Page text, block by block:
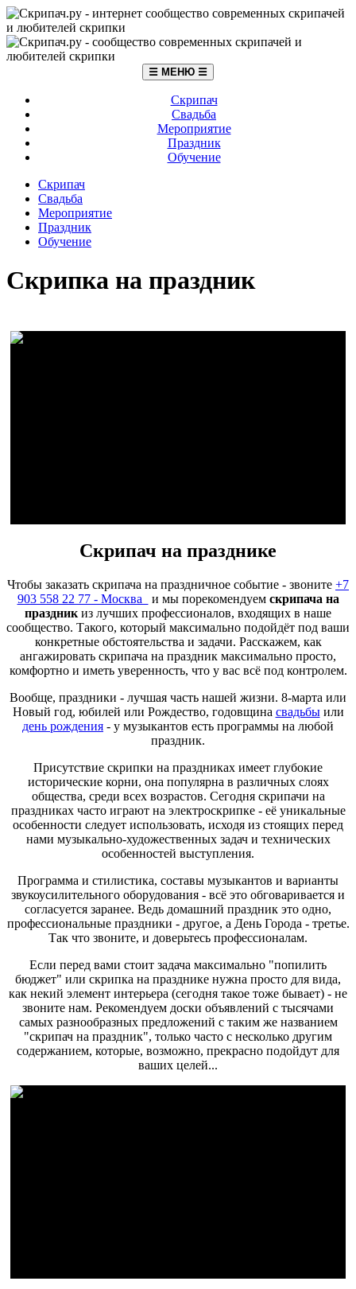
☰ МЕНЮ ☰
Скрипач
Свадьба
Мероприятие
Праздник
Обучение
Скрипач
Свадьба
Мероприятие
Праздник
Обучение
Скрипка на праздник
Скрипач на празднике
Чтобы заказать скрипача на праздничное событие - звоните +7
903 558 22 77 - Москва
и мы порекомендуем скрипача на
праздник из лучших профессионалов, входящих в наше
сообщество. Такого, который максимально подойдёт под ваши
конкретные обстоятельства и задачи. Расскажем, как
ангажировать скрипача на праздник максимально просто,
комфортно и иметь уверенность, что у вас всё под контролем.
Вообще, праздники - лучшая часть нашей жизни. 8-марта или
Новый год, юбилей или Рождество, годовщина свадьбыили
день рождения - у музыкантов есть программы на любой
праздник.
Присутствие скрипки на праздниках имеет глубокие
исторические корни, она популярна в различных слоях
общества, среди всех возрастов. Сегодня скрипачи на
праздниках часто играют на электроскрипке - её уникальные
особенности следует использовать, исходя из стоящих перед
нами музыкально-художественных задач и технических
особенностей выступления.
Программа и стилистика, составы музыкантов и варианты
звукоусилительного оборудования - всё это обговаривается и
согласуется заранее. Ведь домашний праздник это одно,
профессиональные праздники - другое, а День Города - третье.
Так что звоните, и доверьтесь профессионалам.
Если перед вами стоит задача максимально "попилить
бюджет" или скрипка на празднике нужна просто для вида,
как некий элемент интерьера (сегодня такое тоже бывает) - не
звоните нам. Рекомендуем доски объявлений с тысячами
самых разнообразных предложений с таким же названием
"скрипач на праздник", только часто с несколько другим
содержанием, которые, возможно, прекрасно подойдут для
ваших целей...